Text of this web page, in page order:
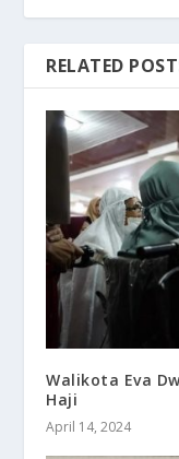
RELATED
Walikota Eva
Haji
April 14, 2024